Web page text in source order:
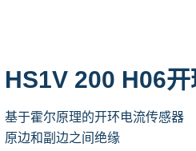
HS1V 200 H06
基于霍尔原理的开环电流传感器
原边和副边之间绝缘